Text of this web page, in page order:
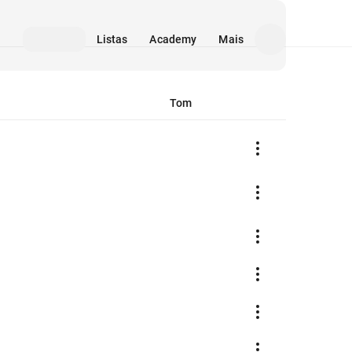
Listas Academy Mais
Tom